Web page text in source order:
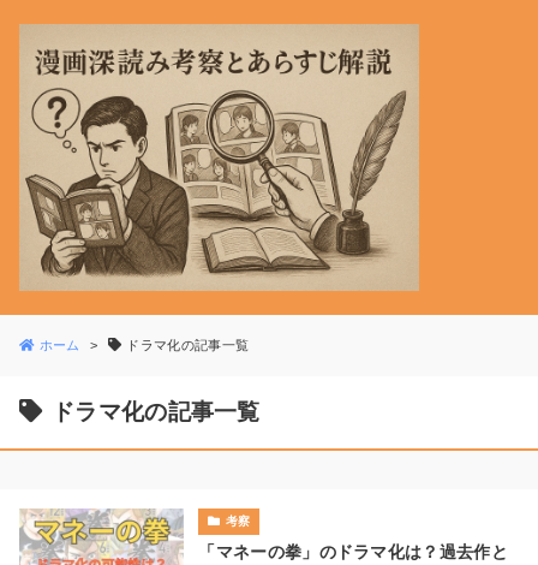
ホーム ドラマ化の記事一覧
ドラマ化の記事一覧
考察
「マネーの拳」のドラマ化は？過去作と